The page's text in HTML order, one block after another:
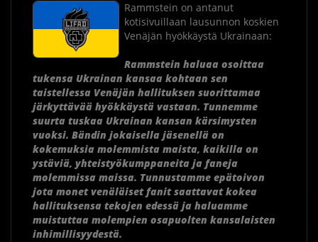
Rammstein on antanut
kotisivuillaan lausunnon koskien
Venäjän hyökkäystä Ukrainaan:
Rammstein haluaa osoittaa
tukensa Ukrainan kansaa kohtaan sen
taistellessa Venäjän hallituksen suorittamaa
järkyttävää hyökkäystä vastaan. Tunnemme
suurta tuskaa Ukrainan kansan kärsimysten
vuoksi. Bändin jokaisella jäsenellä on
kokemuksia molemmista maista, kaikilla on
ystäviä, yhteistyökumppaneita ja faneja
molemmissa maissa. Tunnustamme epätoivon
jota monet venäläiset fanit saattavat kokea
hallituksensa tekojen edessä ja haluamme
muistuttaa molempien osapuolten kansalaisten
inhimillisyydestä.